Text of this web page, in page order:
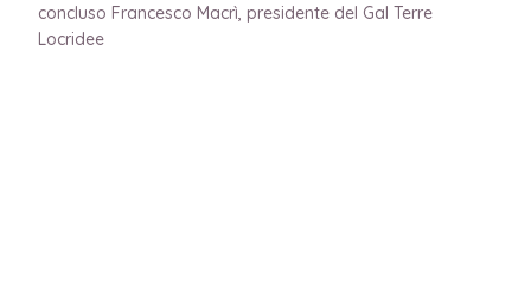
concluso Francesco Macrì, presidente del Gal Terre
Locridee